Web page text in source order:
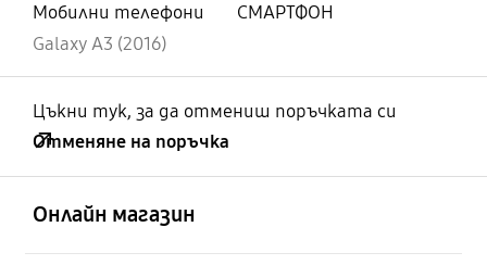
Мобилни телефони
СМАРТФОН
Galaxy A3 (2016)
Цъкни тук, за да отмениш поръчката си
Отменяне на поръчка
Онлайн магазин